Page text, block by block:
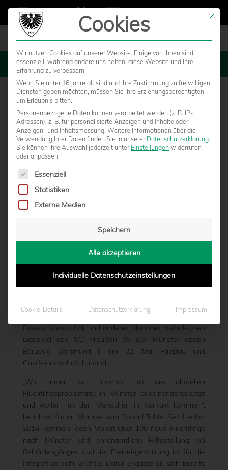
MENU
GEMEINSAME AKTION: ROUND TABLE
HEIMSPIEL
vonMarcel Weskamp|26.05.2015 - 11:14
Table 48 erlebten gut 20 Flüchtlinge aus Albanien,
Eritrea, Ghana, Irak und anderen Nationen beim letzten
Ligaspiel des SC Preußen 06 e.V. Münster gegen
Borussia Dortmund II am 23. Mai Fairplay und
Gastfreundschaft hautnah.
„Wir haben uns intensiv mit der aktuellen
Flüchtlingsproblematik in Münster auseinandergesetzt
und wollen mit den Menschen in Kontakt kommen“,
berichtet Simon Monske vom Round Table. Seit Herbst
2014 kommen jeden Monat über 100 neue Flüchtlinge
nach Münster und ehrenamtliche Hilfestellung bei
Behördengängen und der Freizeitgestaltung ist für die
Integration sehr wichtig. Dafür engagieren sich bereits
Mit
Cookies
Wir nutzen Cookies auf unserer Website. Einige von ihnen sind
essenziell, während andere uns helfen, diese Website und Ihre
Erfahrung zu verbessern.
Wenn Sie unter 16 Jahre alt sind und Ihre Zustimmung zu freiwilligen
Diensten geben möchten, müssen Sie Ihre Erziehungsberechtigten
um Erlaubnis bitten.
Personenbezogene Daten können verarbeitet werden (z. B. IP-
Adressen), z. B. für personalisierte Anzeigen und Inhalte oder
Anzeigen- und Inhaltsmessung. Weitere Informationen über die
Verwendung Ihrer Daten finden Sie in unserer Datenschutzerklärung.
Sie können Ihre Auswahl jederzeit unter Einstellungen widerrufen
oder anpassen.
Es folgt eine Liste der Service-Gruppen, für die eine
Essenziell
Statistiken
Externe Medien
Speichern
Alle akzeptieren
Individuelle Datenschutzeinstellungen
Cookie-Details Datenschutzerklärung Impressum